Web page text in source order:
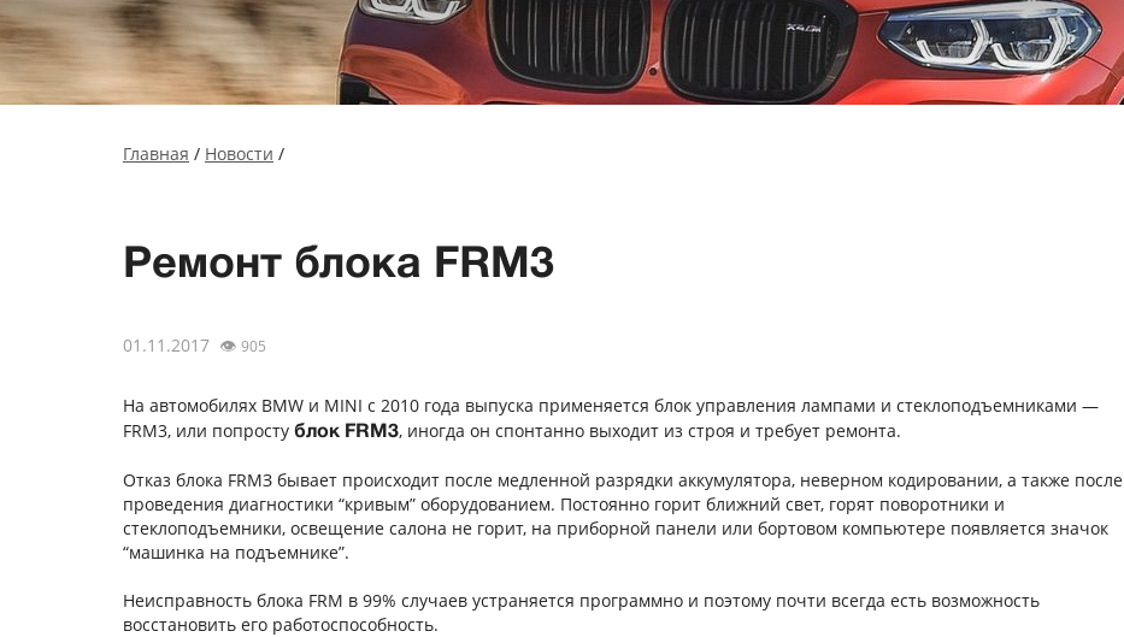
Главная / Новости /
Ремонт блока FRM3
01.11.2017 👁 905
На автомобилях BMW и MINI c 2010 года выпуска применяется блок управления лампами и стеклоподъемниками —
FRM3, или попросту блок FRM3, иногда он спонтанно выходит из строя и требует ремонта.
Отказ блока FRMЗ бывает происходит после медленной разрядки аккумулятора, неверном кодировании, а также после
проведения диагностики “кривым” оборудованием. Постоянно горит ближний свет, горят поворотники и
стеклоподъемники, освещение салона не горит, на приборной панели или бортовом компьютере появляется значок
“машинка на подъемнике”.
Неисправность блока FRM в 99% случаев устраняется программно и поэтому почти всегда есть возможность
восстановить его работоспособность.